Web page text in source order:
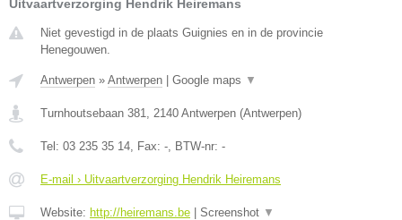
Uitvaartverzorging Hendrik Heiremans
Niet gevestigd in de plaats Guignies en in de provincie
Henegouwen.
Antwerpen » Antwerpen | Google maps ▼
Turnhoutsebaan 381 2140 Antwerpen (Antwerpen)
Tel: 03 235 35 14 , Fax: - , BTW-nr: -
E-mail › Uitvaartverzorging Hendrik Heiremans
Website: http://heiremans.be | Screenshot ▼